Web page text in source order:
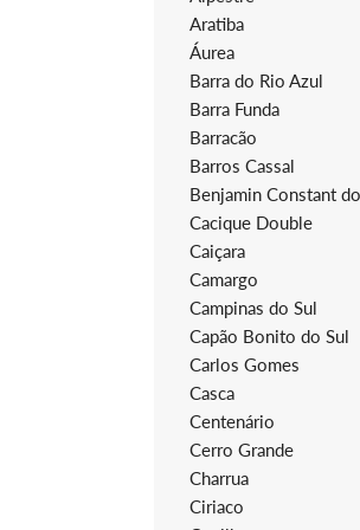
Aratiba
Áurea
Barra do Rio Azul
Barra Funda
Barracão
Barros Cassal
Benjamin Constant
Cacique Double
Caiçara
Camargo
Campinas do Sul
Capão Bonito do Sul
Carlos Gomes
Casca
Centenário
Cerro Grande
Charrua
Ciriaco